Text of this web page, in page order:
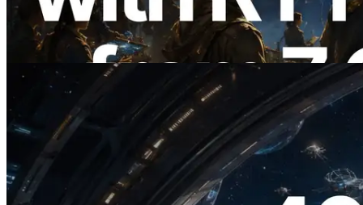
Validators Information API도 공개
이 글 읽기